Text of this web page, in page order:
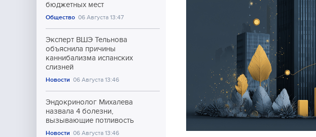
бюджетных мест
Общество 06 Августа 13:47
Эксперт ВШЭ Тельнова
объяснила причины
каннибализма испанских
слизней
Новости 06 Августа 13:46
Эндокринолог Михалева
назвала 4 болезни,
вызывающие потливость
Новости 06 Августа 13:46